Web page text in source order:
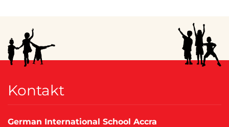
Kontakt
German International School Accra